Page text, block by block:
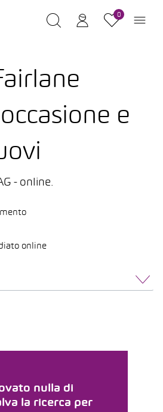
0
e
- online.
online
nulla di
la ricerca per